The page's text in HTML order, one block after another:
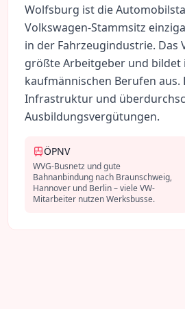
Wolfsburg ist die
Volkswagen-Stammsitz
in der Fahrzeugindustrie. Das
größte Arbeitgeber und bildet
kaufmännischen Berufen
Infrastruktur und
Ausbildungsvergütungen.
ÖPNV
WVG-Busnetz und gute
Bahnanbindung nach Braunschweig,
Hannover und Berlin – viele VW-
Mitarbeiter nutzen Werksbusse.